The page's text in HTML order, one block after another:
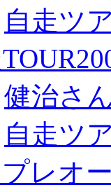
自走ツ
健治さ
自走ツ
レオ